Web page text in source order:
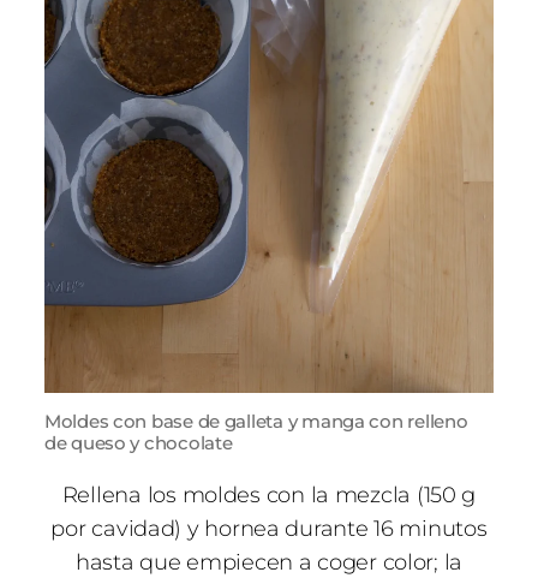
Moldes con base de galleta y manga con relleno
de queso y chocolate
Rellena los moldes con la mezcla (150 g
por cavidad) y hornea durante 16 minutos
hasta que empiecen a coger color; la